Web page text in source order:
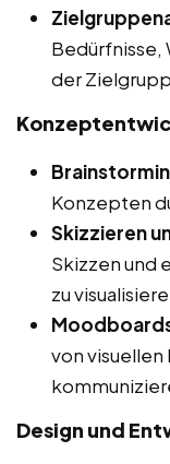
Bedürfnisse,
der
Konzepten
Skizzieren
Skizzen und
zu
von visuellen
Design und